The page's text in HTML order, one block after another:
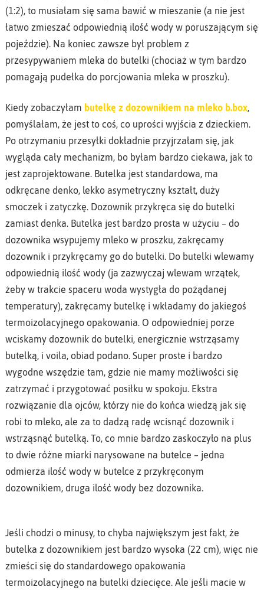
(1:2), to musiałam się sama bawić w mieszanie (a nie jest
łatwo zmieszać odpowiednią ilość wody w poruszającym się
pojeździe). Na koniec zawsze był problem z
przesypywaniem mleka do butelki (chociaż w tym bardzo
pomagają pudełka do porcjowania mleka w proszku).
Kiedy zobaczyłam butelkę z dozownikiem na mleko b.box,
pomyślałam, że jest to coś, co uprości wyjścia z dzieckiem.
Po otrzymaniu przesyłki dokładnie przyjrzałam się, jak
wygląda cały mechanizm, bo byłam bardzo ciekawa, jak to
jest zaprojektowane. Butelka jest standardowa, ma
odkręcane denko, lekko asymetryczny kształt, duży
smoczek i zatyczkę. Dozownik przykręca się do butelki
zamiast denka. Butelka jest bardzo prosta w użyciu – do
dozownika wsypujemy mleko w proszku, zakręcamy
dozownik i przykręcamy go do butelki. Do butelki wlewamy
odpowiednią ilość wody (ja zazwyczaj wlewam wrzątek,
żeby w trakcie spaceru woda wystygła do pożądanej
temperatury), zakręcamy butelkę i wkładamy do jakiegoś
termoizolacyjnego opakowania. O odpowiedniej porze
wciskamy dozownik do butelki, energicznie wstrząsamy
butelką, i voila, obiad podano. Super proste i bardzo
wygodne wszędzie tam, gdzie nie mamy możliwości się
zatrzymać i przygotować posiłku w spokoju. Ekstra
rozwiązanie dla ojców, którzy nie do końca wiedzą jak się
robi to mleko, ale za to dadzą radę wcisnąć dozownik i
wstrząsnąć butelką. To, co mnie bardzo zaskoczyło na plus
to dwie różne miarki narysowane na butelce – jedna
odmierza ilość wody w butelce z przykręconym
dozownikiem, druga ilość wody bez dozownika.
Jeśli chodzi o minusy, to chyba największym jest fakt, że
butelka z dozownikiem jest bardzo wysoka (22 cm), więc nie
zmieści się do standardowego opakowania
termoizolacyjnego na butelki dziecięce. Ale jeśli macie w